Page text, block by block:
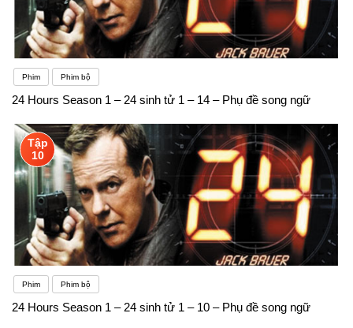
Phim Phim bộ
24 Hours Season 1 – 24 sinh tử 1 – 14 – Phụ đề song ngữ
Tập
10
Phim Phim bộ
24 Hours Season 1 – 24 sinh tử 1 – 10 – Phụ đề song ngữ